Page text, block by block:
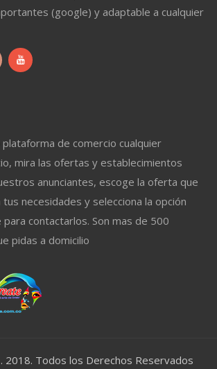
(google) y adaptable a cualquier
de comercio cualquier
mira las ofertas y establecimientos
anunciantes, escoge la oferta que
necesidades y selecciona la opción
contactarlos. Son mas de 500
pidas a domicilio
2018. Todos los Derechos Reservados